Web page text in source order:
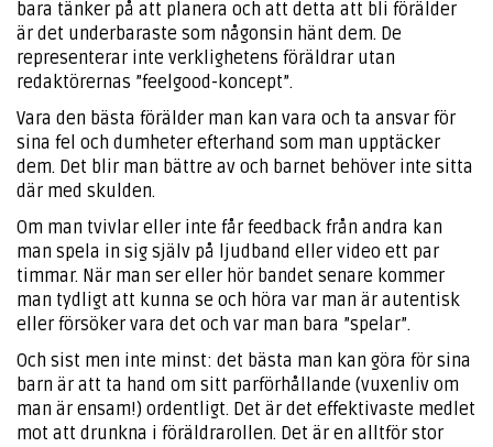
bara tänker på att planera och att detta att bli förälder
är det underbaraste som någonsin hänt dem. De
representerar inte verklighetens föräldrar utan
redaktörernas ”feelgood-koncept”.
Vara den bästa förälder man kan vara och ta ansvar för
sina fel och dumheter efterhand som man upptäcker
dem. Det blir man bättre av och barnet behöver inte sitta
där med skulden.
Om man tvivlar eller inte får feedback från andra kan
man spela in sig själv på ljudband eller video ett par
timmar. När man ser eller hör bandet senare kommer
man tydligt att kunna se och höra var man är autentisk
eller försöker vara det och var man bara ”spelar”.
Och sist men inte minst: det bästa man kan göra för sina
barn är att ta hand om sitt parförhållande (vuxenliv om
man är ensam!) ordentligt. Det är det effektivaste medlet
mot att drunkna i föräldrarollen. Det är en alltför stor